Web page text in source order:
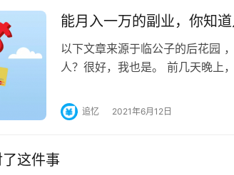
能月入一万的副业，你知道
以下文章来源于临公子的后花园
人？很好，我也是。 前几天晚上
追忆 2021年6月12日
这件事